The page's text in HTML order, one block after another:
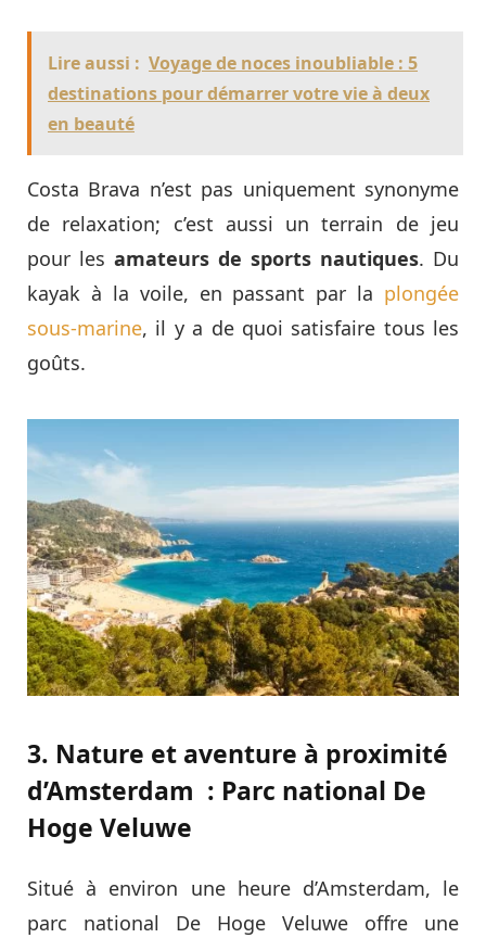
Lire aussi : Voyage de noces inoubliable : 5
destinations pour démarrer votre vie à deux
en beauté
Costa Brava n’est pas uniquement synonyme
de relaxation; c’est aussi un terrain de jeu
pour les amateurs de sports nautiques. Du
kayak à la voile, en passant par la plongée
sous-marine, il y a de quoi satisfaire tous les
goûts.
3. Nature et aventure à proximité
d’Amsterdam : Parc national De
Hoge Veluwe
Situé à environ une heure d’Amsterdam, le
parc national De Hoge Veluwe offre une